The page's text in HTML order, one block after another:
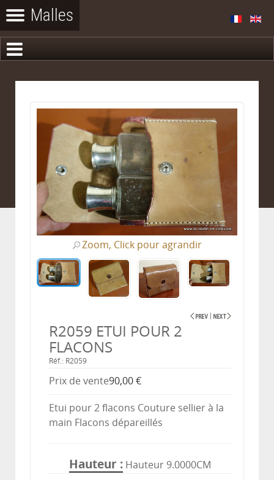
Zoom, Click pour agrandir
R2059 ETUI POUR 2
FLACONS
Réf.: R2059
Prix ​​de vente90,00 €
Etui pour 2 flacons Couture sellier à la
main Flacons dépareillés
Hauteur Hauteur 9.0000CM